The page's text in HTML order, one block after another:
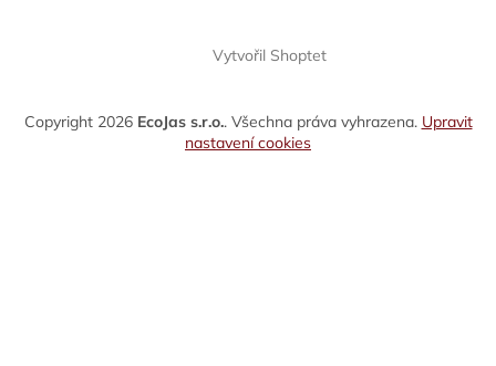
Vytvořil Shoptet
Copyright 2026 EcoJas s.r.o.. Všechna práva vyhrazena. Upravit
nastavení cookies